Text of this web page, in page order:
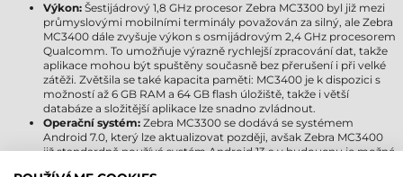
Výkon: Šestijádrový 1,8 GHz procesor Zebra MC3300 byl již mezi
průmyslovými mobilními terminály považován za silný, ale Zebra
MC3400 dále zvyšuje výkon s osmijádrovým 2,4 GHz procesorem
Qualcomm. To umožňuje výrazně rychlejší zpracování dat, takže
aplikace mohou být spuštěny současně bez přerušení i při velké
zátěži. Zvětšila se také kapacita paměti: MC3400 je k dispozici s
možností až 6 GB RAM a 64 GB flash úložiště, takže i větší
databáze a složitější aplikace lze snadno zvládnout.
Operační systém: Zebra MC3300 se dodává se systémem
Android 7.0, který lze aktualizovat později, avšak Zebra MC3400
již standardně používá systém Android 13 a v budoucnu je možné